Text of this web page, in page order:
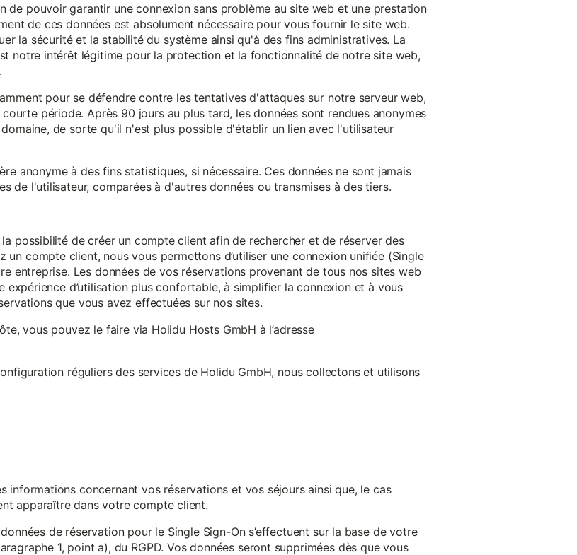
de pouvoir garantir une connexion sans problème au site web et une prestation
de ces données est absolument nécessaire pour vous fournir le site web.
la sécurité et la stabilité du système ainsi qu'à des fins administratives. La
notre intérêt légitime pour la protection et la fonctionnalité de notre site web,
pour se défendre contre les tentatives d'attaques sur notre serveur web,
période. Après 90 jours au plus tard, les données sont rendues anonymes
de sorte qu'il n'est plus possible d'établir un lien avec l'utilisateur
anonyme à des fins statistiques, si nécessaire. Ces données ne sont jamais
de l'utilisateur, comparées à d'autres données ou transmises à des tiers.
la possibilité de créer un compte client afin de rechercher et de réserver des
un compte client, nous vous permettons d’utiliser une connexion unifiée (Single
entreprise. Les données de vos réservations provenant de tous nos sites web
expérience d’utilisation plus confortable, à simplifier la connexion et à vous
que vous avez effectuées sur nos sites.
vous pouvez le faire via Holidu Hosts GmbH à l’adresse
réguliers des services de Holidu GmbH, nous collectons et utilisons
informations concernant vos réservations et vos séjours ainsi que, le cas
apparaître dans votre compte client.
de réservation pour le Single Sign-On s’effectuent sur la base de votre
1, point a), du RGPD. Vos données seront supprimées dès que vous